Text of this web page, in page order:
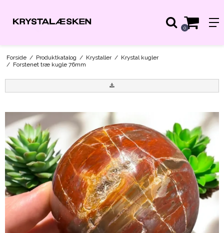
0
Forside / Produktkatalog / Krystaller / Krystal kugler
/ Forstenet træ kugle 76mm